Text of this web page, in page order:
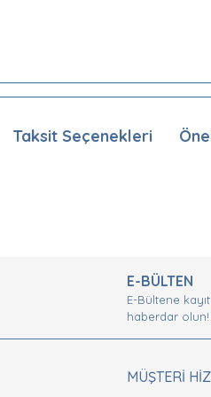
Taksit Seçenekleri
E-BÜLTEN
E-Bültene
haberdar olun!
MÜŞTERİ